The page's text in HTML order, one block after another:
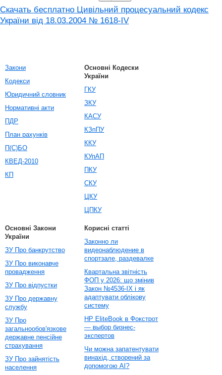
Скачать бесплатно Цивільний процесуальний кодекс
України від 18.03.2004 № 1618-IV
Закони
Кодекси
Юридичний словник
Нормативні акти
ПДР
План рахунків
П(С)БО
КВЕД-2010
КП
Основні Кодески
України
ГКУ
ЗКУ
КАСУ
КЗпПУ
ККУ
КУпАП
ПКУ
СКУ
ЦКУ
ЦПКУ
Основні Закони
України
ЗУ Про банкрутство
ЗУ Про виконавче
провадження
ЗУ Про відпустки
ЗУ Про державну
службу
ЗУ Про
загальнообов'язкове
державне пенсійне
страхування
ЗУ Про зайнятість
населення
Корисні статті
Законно ли
видеонаблюдение в
спортзале, раздевалке
Квартальна звітність
ФОП у 2026: що змінив
Закон №4536-IX і як
адаптувати облікову
систему
HP EliteBook в Фокстрот
— выбор бизнес-
экспертов
Чи можна запатентувати
винахід, створений за
допомогою AI?